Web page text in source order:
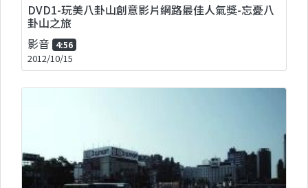
DVD1-玩美八卦山創意影片網路最佳人氣獎-忘憂八
卦山之旅
影音 4:56
2012/10/15